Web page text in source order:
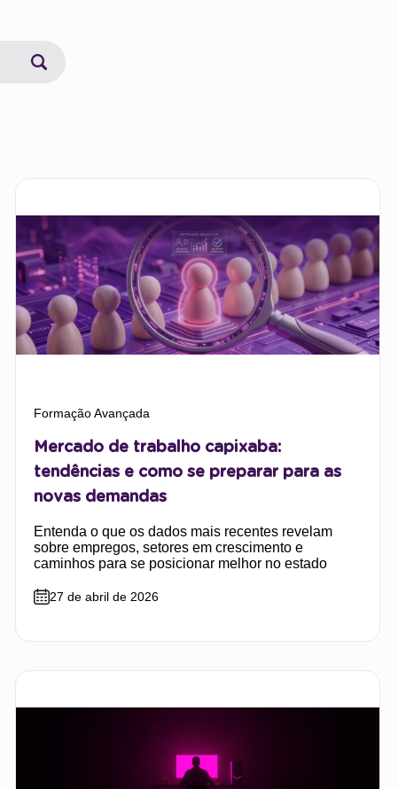
Formação Avançada
Mercado de trabalho capixaba:
tendências e como se preparar para as
novas demandas
Entenda o que os dados mais recentes revelam
sobre empregos, setores em crescimento e
caminhos para se posicionar melhor no estado
27 de abril de 2026